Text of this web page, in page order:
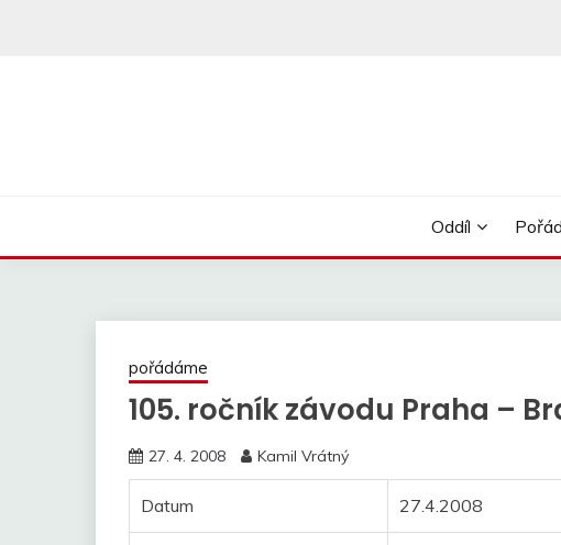
Oddíl
pořádáme
105. ročník závodu Praha –
27. 4. 2008 Kamil Vrátný
Datum 27.4.2008